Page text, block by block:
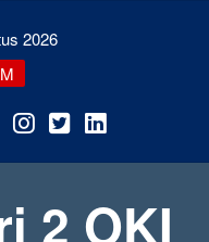
2026
2 OKI